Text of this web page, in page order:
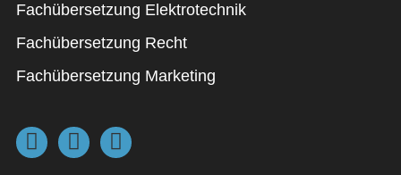
Fachübersetzung Elektrotechnik
Fachübersetzung Recht
Fachübersetzung Marketing